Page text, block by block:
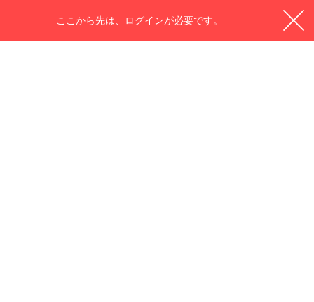
ここから先は、ログインが必要です。